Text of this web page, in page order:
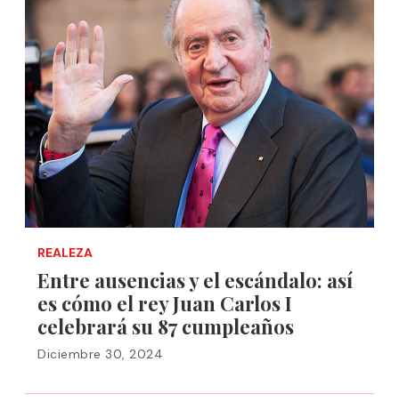
REALEZA
Entre ausencias y el escándalo: así
es cómo el rey Juan Carlos I
celebrará su 87 cumpleaños
Diciembre 30, 2024